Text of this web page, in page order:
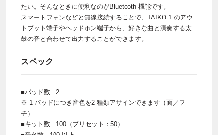
たい。そんなときに便利なのがBluetooth 機能です。
スマートフォンなどと無線接続することで、TAIKO-1 のアウ
トプット端子やヘッドホン端子から、好きな曲と演奏する太
鼓の音と合わせて出力することができます。
スペック
■パッド数 : 2
※ 1 パッドにつき音色を2 種類アサインできます（面／フ
チ）
■キット数 : 100（プリセット：50）